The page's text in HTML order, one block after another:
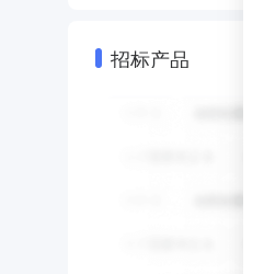
招标产品